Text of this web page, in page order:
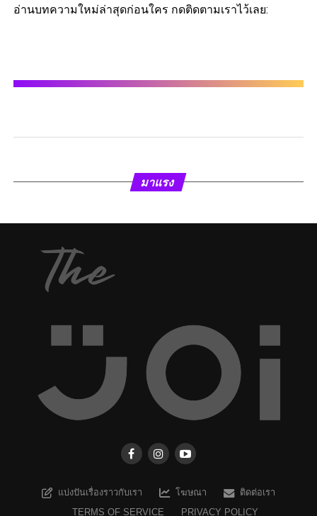
อ่านบทความใหม่ล่าสุดก่อนใคร กดติดตามเราไว้เลย:
มาแรง
แบ่งปันเรื่องราวกับเรา โฆษณา
ติดต่อเรา
TERMS OF SERVICE
PRIVACY POLICY